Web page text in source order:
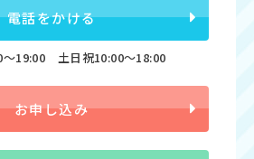
電話をかける
19:00 土日祝10:00〜18:00
お申し込み